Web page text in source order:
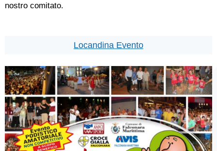
nostro comitato.
Locandina Evento